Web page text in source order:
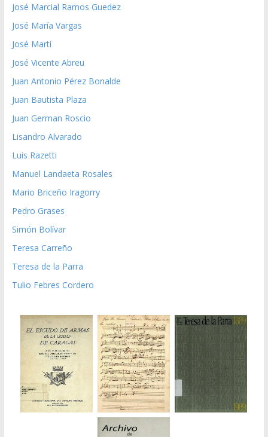
José Marcial Ramos Guedez
José María Vargas
José Martí
José Vicente Abreu
Juan Antonio Pérez Bonalde
Juan Bautista Plaza
Juan German Roscio
Lisandro Alvarado
Luis Razetti
Manuel Landaeta Rosales
Mario Briceño Iragorry
Pedro Grases
Simón Bolívar
Teresa Carreño
Teresa de la Parra
Tulio Febres Cordero